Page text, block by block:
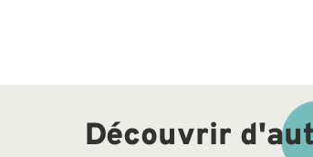
Découvrir